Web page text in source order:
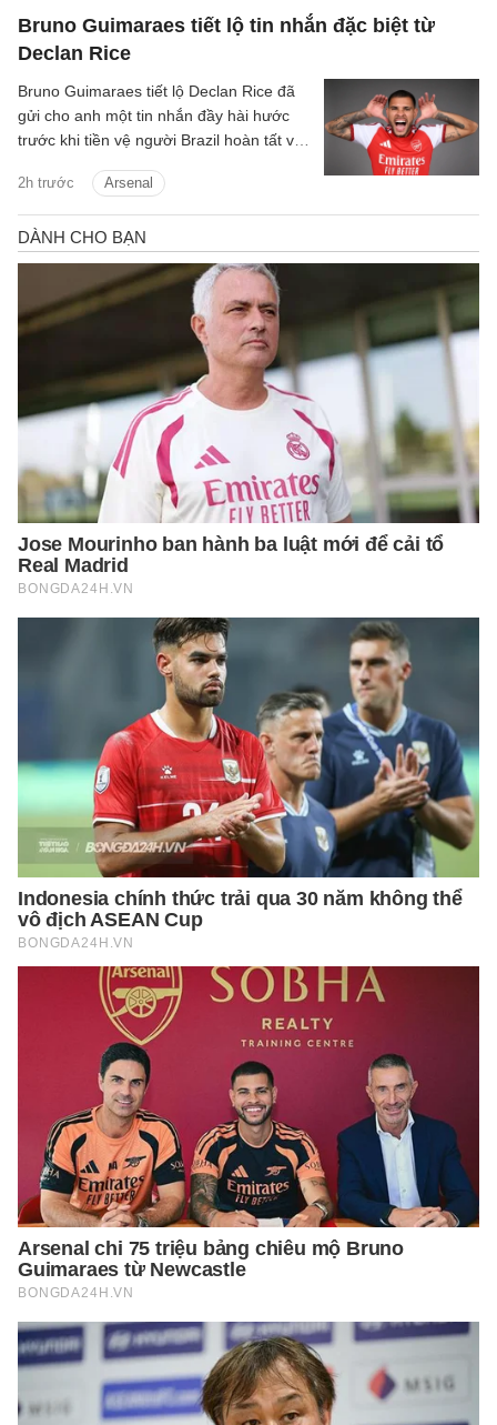
Bruno Guimaraes tiết lộ tin nhắn đặc biệt từ
Declan Rice
2h trước Arsenal
Bruno Guimaraes tiết lộ Declan Rice đã
gửi cho anh một tin nhắn đầy hài hước
trước khi tiền vệ người Brazil hoàn tất vụ
Arsenal.